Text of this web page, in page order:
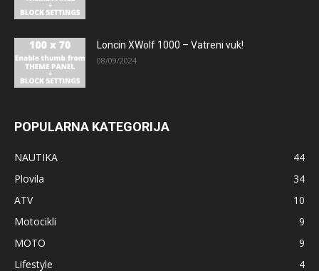
Loncin XWolf 1000 – Vatreni vuk!
08/09/2024
POPULARNA KATEGORIJA
NAUTIKA
44
Plovila
34
ATV
10
Motocikli
9
MOTO
9
Lifestyle
4